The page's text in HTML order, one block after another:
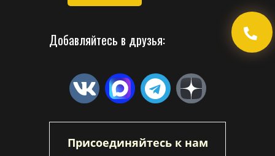
Добавляйтесь в друзья:
Присоединяйтесь к нам